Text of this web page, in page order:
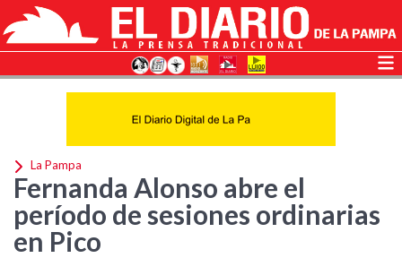
La Pampa
Fernanda Alonso abre el
período de sesiones ordinarias
en Pico